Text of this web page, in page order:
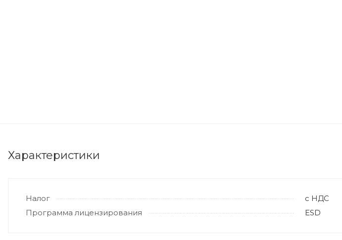
Характеристики
Налог
с НДС
Программа лицензирования
ESD